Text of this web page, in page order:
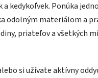
kedykoľvek. Ponúka
odolným materiálom a
priateľov a všetkých
si užívate aktívny